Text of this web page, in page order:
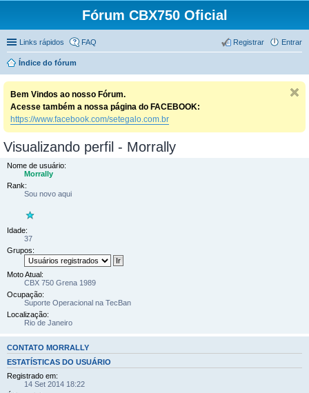
Fórum CBX750 Oficial
Links rápidos FAQ Entrar
Registrar
Índice do fórum
Bem Vindos ao nosso Fórum.
Acesse também a nossa página do FACEBOOK:
https://www.facebook.com/setegalo.com.br
Visualizando perfil - Morrally
Nome de usuário:
Morrally
Rank:
Sou novo aqui
Idade:
37
Grupos:
Moto Atual:
CBX 750 Grena 1989
Ocupação:
Suporte Operacional na TecBan
Localização:
Rio de Janeiro
CONTATO MORRALLY
ESTATÍSTICAS DO USUÁRIO
Registrado em:
14 Set 2014 18:22